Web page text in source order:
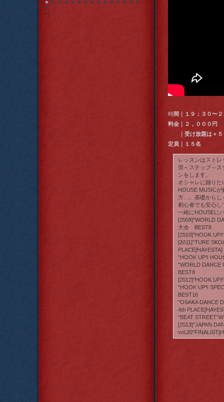
時間｜１９：３０〜
料金｜２，０００円
｜受け放題は＋５
定員｜１５名
レッスンはストレ
習～ステップ～ス
ンをします。
オシャレに踊りた
HOUSE MUSICが
方…。基礎からし
初心者でも安心し
一緒にHOUSEに
[2008]"WORLD
大会 BEST8
[2010]"HOOK
[2011]"TURE
PLACE[HAYESTA]
"HOOK UP!!
"WORLD
BEST8
[2012]"HOOK
"HOOK UP!!
BEST16
"OSAKA DANCE
4th
"BEAT
[2013]"JAPAN